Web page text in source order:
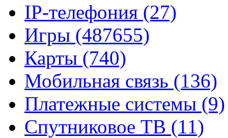
IP-телефония (27)
Игры (487655)
Карты (740)
Мобильная связь (136)
Платежные системы (9)
Спутниковое ТВ (11)